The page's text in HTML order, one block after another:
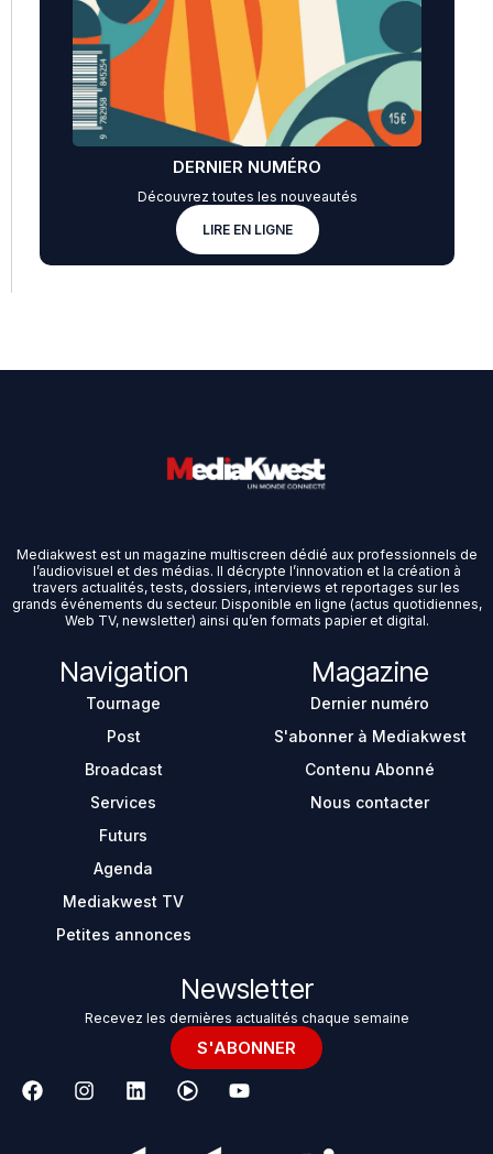
DERNIER NUMÉRO
Découvrez toutes les nouveautés
LIRE EN LIGNE
Mediakwest est un magazine multiscreen dédié aux professionnels de
l’audiovisuel et des médias. Il décrypte l’innovation et la création à
travers actualités, tests, dossiers, interviews et reportages sur les
grands événements du secteur. Disponible en ligne (actus quotidiennes,
Web TV, newsletter) ainsi qu’en formats papier et digital.
Navigation
Tournage
Post
Broadcast
Services
Futurs
Agenda
Mediakwest TV
Petites annonces
Magazine
Dernier numéro
S'abonner à Mediakwest
Contenu Abonné
Nous contacter
Newsletter
Recevez les dernières actualités chaque semaine
S'ABONNER